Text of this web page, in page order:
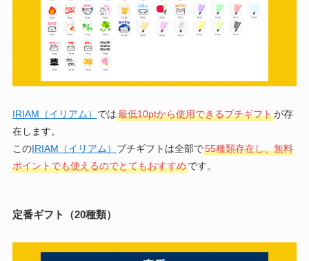
IRIAM（イリアム） では最低10ptから使用できるプチギフトが存
在します。
このIRIAM（イリアム） プチギフトは全部で55種類存在し、無料
ポイントでも使えるのでとてもおすすめです。
定番ギフト（20種類）